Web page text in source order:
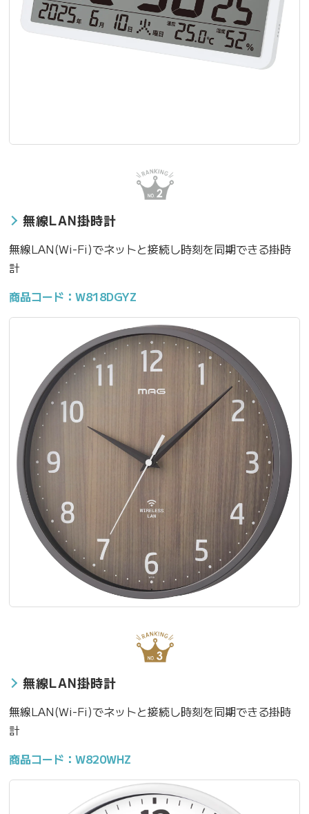
無線LAN掛時計
無線LAN(Wi-Fi)でネットと接続し時刻を同期できる掛時
計
商品コード：W818DGYZ
無線LAN掛時計
無線LAN(Wi-Fi)でネットと接続し時刻を同期できる掛時
計
商品コード：W820WHZ